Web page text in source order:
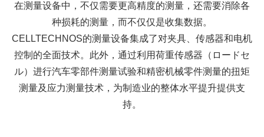
在测量设备中，不仅需要更高精度的测量，还需要消除各
种损耗的测量，而不仅仅是收集数据。
CELLTECHNOS的测量设备集成了对夹具、传感器和电机
控制的全面技术。此外，通过利用荷重传感器（ロードセ
ル）进行汽车零部件测量试验和精密机械零件测量的扭矩
测量及应力测量技术，为制造业的整体水平提升提供支
持。